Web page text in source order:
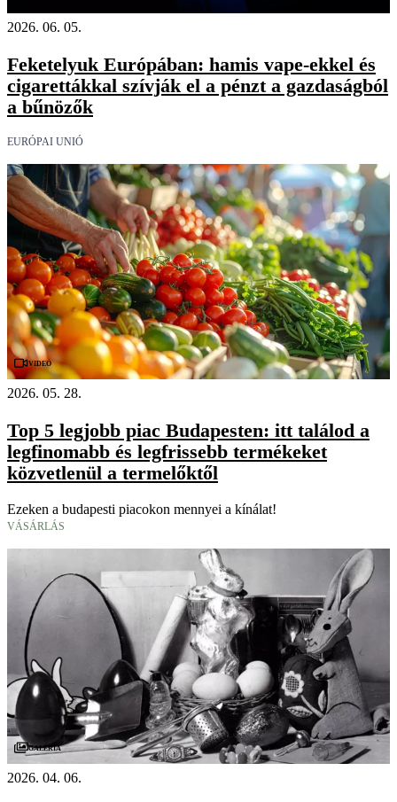
2026. 06. 05.
Feketelyuk Európában: hamis vape-ekkel és
cigarettákkal szívják el a pénzt a gazdaságból
a bűnözők
EURÓPAI UNIÓ
Videó
2026. 05. 28.
Top 5 legjobb piac Budapesten: itt találod a
legfinomabb és legfrissebb termékeket
közvetlenül a termelőktől
Ezeken a budapesti piacokon mennyei a kínálat!
VÁSÁRLÁS
Galéria
2026. 04. 06.